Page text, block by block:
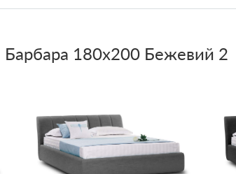
Барбара 180x200 Бежевий 2